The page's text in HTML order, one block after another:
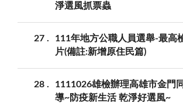
淨選風抓票蟲
27
111年地方公職人員選舉-最高
片(備註:新增原住民篇)
28
1111026雄檢辦理高雄市金門
導~防疫新生活 乾淨好選風~